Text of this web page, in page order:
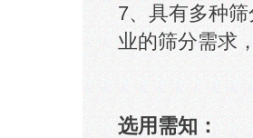
7、具有多种
业的筛分需求
选用需知：